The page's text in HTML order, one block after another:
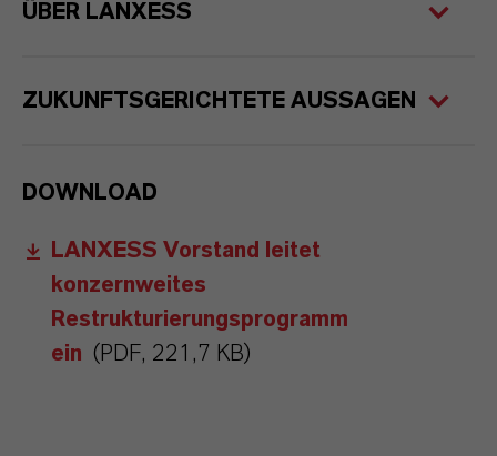
ÜBER LANXESS
ZUKUNFTSGERICHTETE AUSSAGEN
DOWNLOAD
LANXESS Vorstand leitet
konzernweites
Restrukturierungsprogramm
ein (PDF, 221,7 KB)